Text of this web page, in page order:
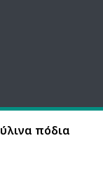
πόδια
Με τη